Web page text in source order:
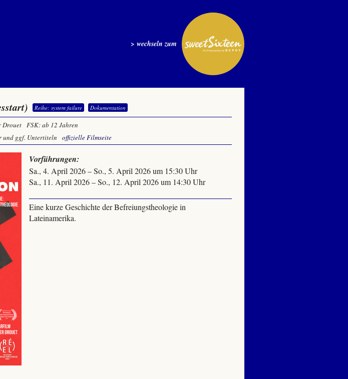
> wechseln zum
Reihe: system failure Dokumentation
Drouet FSK: ab 12 Jahren
und ggf. Untertiteln
offizielle Filmseite
Vorführungen:
Sa., 4. April 2026 – So., 5. April 2026 um 15:30 Uhr
Sa., 11. April 2026 – So., 12. April 2026 um 14:30 Uhr
Eine kurze Geschichte der Befreiungstheologie in
Lateinamerika.